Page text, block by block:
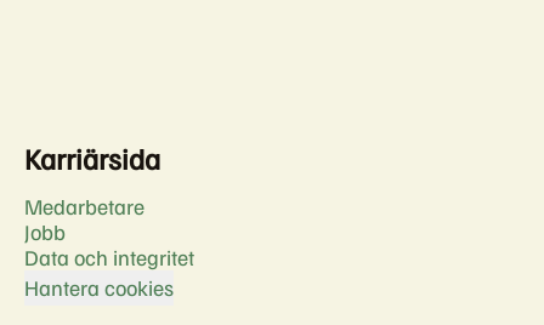
Karriärsida
Medarbetare
Jobb
Data och integritet
Hantera cookies